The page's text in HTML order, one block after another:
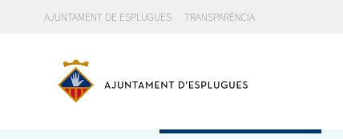
AJUNTAMENT DE ESPLUGUES TRANSPARÈNCIA